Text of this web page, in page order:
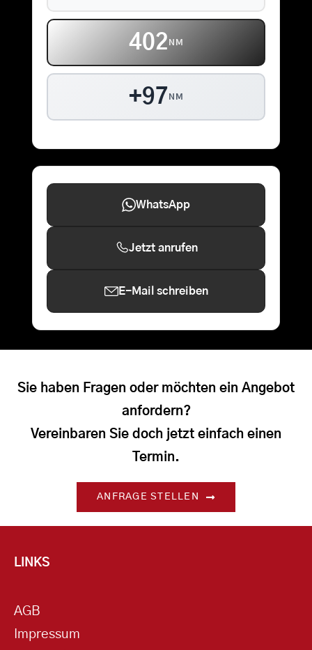
402 NM
+97 NM
WhatsApp
Jetzt anrufen
E-Mail schreiben
Sie haben Fragen oder möchten ein Angebot
anfordern?
Vereinbaren Sie doch jetzt einfach einen
Termin.
ANFRAGE STELLEN
LINKS
AGB
Impressum